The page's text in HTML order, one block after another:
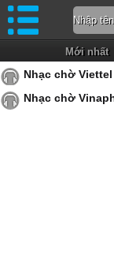
Mới nhất
Nhạc chờ Viettel
Nhạc chờ